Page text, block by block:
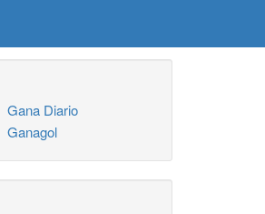
Gana Diario
Ganagol